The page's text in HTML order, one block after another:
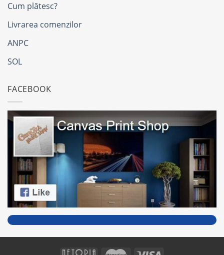
Cum plătesc?
Livrarea comenzilor
ANPC
SOL
FACEBOOK